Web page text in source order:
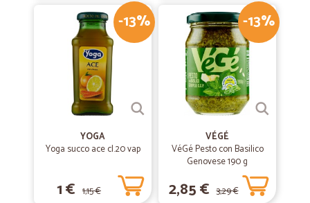
-13%
YOGA
Yoga succo ace cl.20 vap
1 € 1,15 €
-13%
VÉGÉ
VéGé Pesto con Basilico
Genovese 190 g
2,85 € 3,29 €